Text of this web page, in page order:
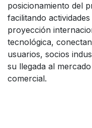
posicionamiento del
facilitando
proyección
tecnológica,
usuarios, socios
su llegada al
comercial.